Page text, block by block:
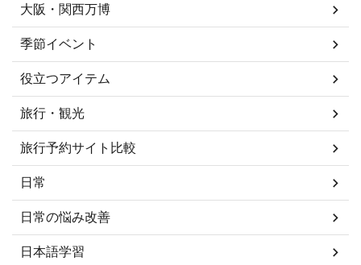
大阪・関西万博
季節イベント
役立つアイテム
旅行・観光
旅行予約サイト比較
日常
日常の悩み改善
日本語学習